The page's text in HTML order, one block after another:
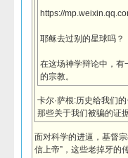
https://
耶稣去过别的星球吗？
在这场神学辩论中，有
的宗教。
卡尔·萨根:历史给我们
那些关于我们被骗的证
面对科学的进逼，基督
信上帝”，这些老掉牙的